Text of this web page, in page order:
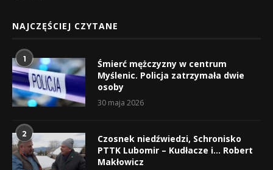
NAJCZĘŚCIEJ CZYTANE
1
Śmierć mężczyzny w centrum
Myślenic. Policja zatrzymała dwie
osoby
30 maja 2026
2
Czosnek niedźwiedzi, Schronisko
PTTK Lubomir – Kudłacze i… Robert
Makłowicz